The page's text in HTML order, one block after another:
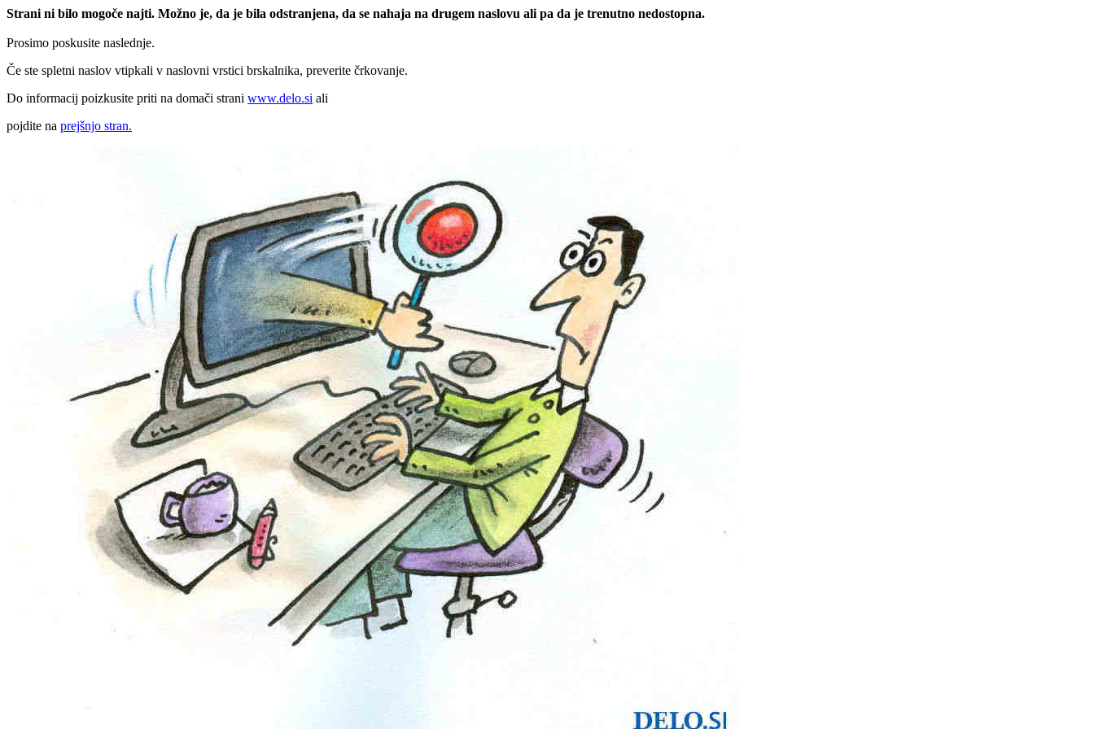
Strani ni bilo mogoče najti. Možno je, da je bila odstranjena, da se nahaja na drugem naslovu ali pa da je trenutno nedostopna.
Prosimo poskusite naslednje.
Če ste spletni naslov vtipkali v naslovni vrstici brskalnika, preverite črkovanje.
Do informacij poizkusite priti na domači strani www.delo.si ali
pojdite na prejšnjo stran.